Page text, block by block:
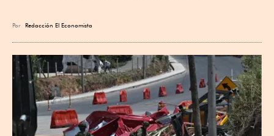
Por Redacción El Economista